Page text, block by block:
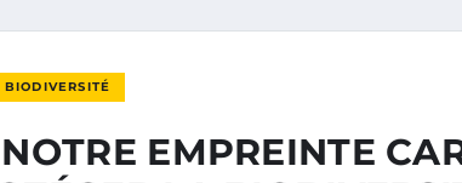
EMPREINTE